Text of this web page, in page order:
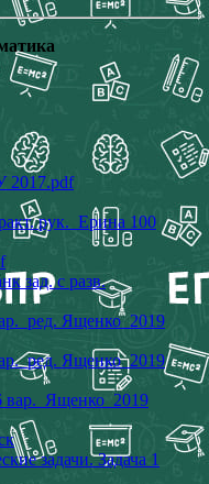
2017.pdf
рук._Ерина 100
зад. с разв.
Ященко_2019
Ященко_2019
задачи. Задача 1